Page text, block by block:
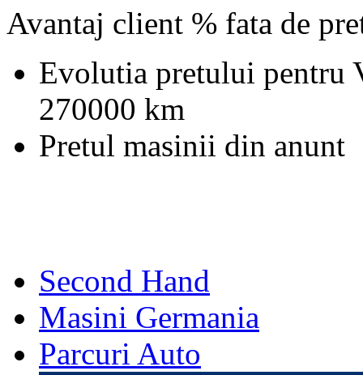
Avantaj client % fata de
Evolutia pretului pentru
270000 km
Pretul masinii din anunt
Second Hand
Masini Germania
Parcuri Auto